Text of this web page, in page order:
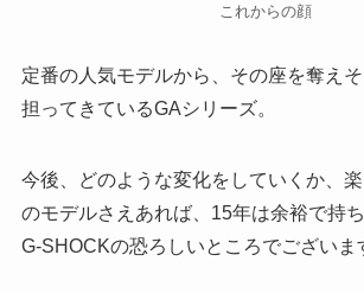
これからの顔
定番の人気モデルから、その座を奪え
担ってきているGAシリーズ。
今後、どのような変化をしていくか、
のモデルさえあれば、15年は余裕で持
G-SHOCKの恐ろしいところでございま